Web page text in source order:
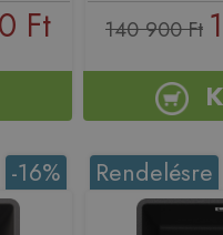
Ft 140 900 Ft
-16% Rendelésre